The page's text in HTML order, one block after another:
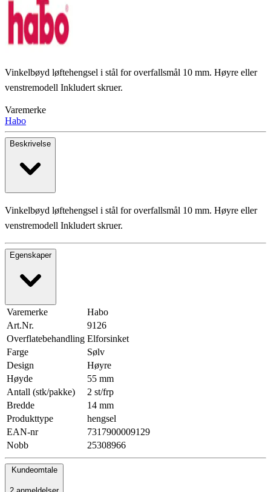
Vinkelbøyd løftehengsel i stål for overfallsmål 10 mm. Høyre eller
venstremodell Inkludert skruer.
Varemerke
Habo
Beskrivelse
Vinkelbøyd løftehengsel i stål for overfallsmål 10 mm. Høyre eller
venstremodell Inkludert skruer.
Egenskaper
Varemerke
Habo
Art.Nr.
9126
Overflatebehandling Elforsinket
Farge
Sølv
Design
Høyre
Høyde
55 mm
Antall (stk/pakke)
2 st/frp
Bredde
14 mm
Produkttype
hengsel
EAN-nr
7317900009129
Nobb
25308966
Kundeomtale